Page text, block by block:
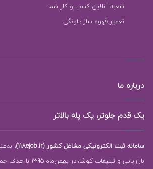
شعبه آنلاین کسب و کار شما
تعمیر قهوه ساز دلونگی
درباره ما
یک قدم جلوتر، یک پله بالاتر
سامانه ثبت الکترونیکی مشاغل کشور (118ejob.ir)
،
بازاریابی و تبلیغات